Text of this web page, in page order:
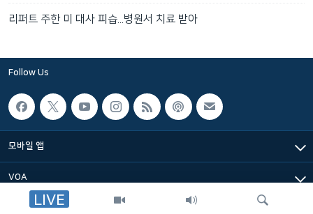
LIVE
리퍼트 주한 미 대사 피습...병원서 치료 받아
Follow Us
모바일 앱
VOA